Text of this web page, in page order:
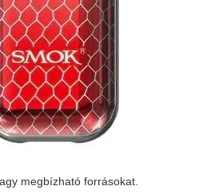
megbízható forrásokat.